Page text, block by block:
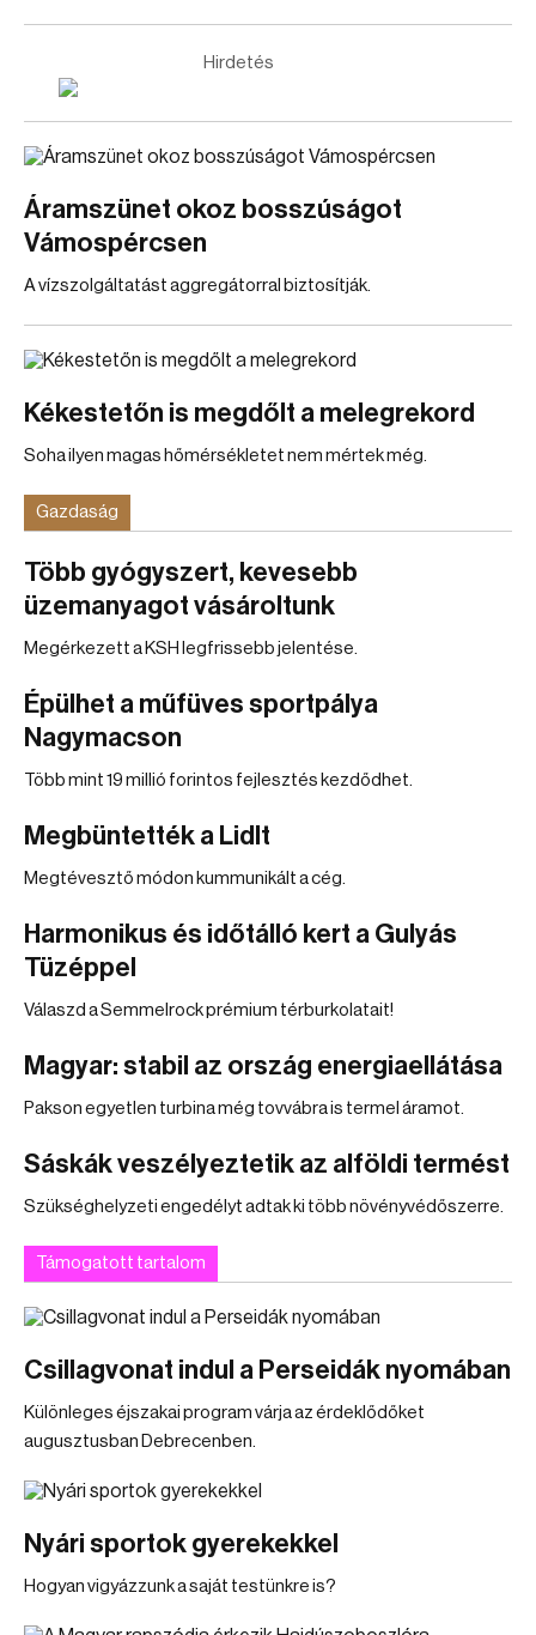
Hirdetés
Áramszünet okoz bosszúságot
Vámospércsen
A vízszolgáltatást aggregátorral biztosítják.
Kékestetőn is megdőlt a melegrekord
Soha ilyen magas hőmérsékletet nem mértek még.
Gazdaság
Több gyógyszert, kevesebb
üzemanyagot vásároltunk
Megérkezett a KSH legfrissebb jelentése.
Épülhet a műfüves sportpálya
Nagymacson
Több mint 19 millió forintos fejlesztés kezdődhet.
Megbüntették a Lidlt
Megtévesztő módon kummunikált a cég.
Harmonikus és időtálló kert a Gulyás
Tüzéppel
Válaszd a Semmelrock prémium térburkolatait!
Magyar: stabil az ország energiaellátása
Pakson egyetlen turbina még tovvábra is termel áramot.
Sáskák veszélyeztetik az alföldi termést
Szükséghelyzeti engedélyt adtak ki több növényvédőszerre.
Támogatott tartalom
Csillagvonat indul a Perseidák nyomában
Különleges éjszakai program várja az érdeklődőket
augusztusban Debrecenben.
Nyári sportok gyerekekkel
Hogyan vigyázzunk a saját testünkre is?